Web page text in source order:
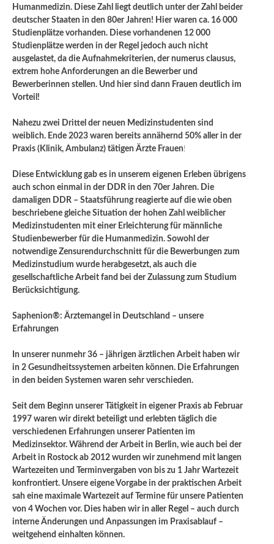
Humanmedizin. Diese Zahl liegt deutlich unter der Zahl beider
deutscher Staaten in den 80er Jahren! Hier waren ca. 16 000
Studienplätze vorhanden. Diese vorhandenen 12 000
Studienplätze werden in der Regel jedoch auch nicht
ausgelastet, da die Aufnahmekriterien, der numerus clausus,
extrem hohe Anforderungen an die Bewerber und
Bewerberinnen stellen. Und hier sind dann Frauen deutlich im
Vorteil!
Nahezu zwei Drittel der neuen Medizinstudenten sind
weiblich. Ende 2023 waren bereits annähernd 50% aller in der
Praxis (Klinik, Ambulanz) tätigen Ärzte Frauen!
Diese Entwicklung gab es in unserem eigenen Erleben übrigens
auch schon einmal in der DDR in den 70er Jahren. Die
damaligen DDR – Staatsführung reagierte auf die wie oben
beschriebene gleiche Situation der hohen Zahl weiblicher
Medizinstudenten mit einer Erleichterung für männliche
Studienbewerber für die Humanmedizin. Sowohl der
notwendige Zensurendurchschnitt für die Bewerbungen zum
Medizinstudium wurde herabgesetzt, als auch die
gesellschaftliche Arbeit fand bei der Zulassung zum Studium
Berücksichtigung.
Saphenion®: Ärztemangel in Deutschland – unsere
Erfahrungen
In unserer nunmehr 36 – jährigen ärztlichen Arbeit haben wir
in 2 Gesundheitssystemen arbeiten können. Die Erfahrungen
in den beiden Systemen waren sehr verschieden.
Seit dem Beginn unserer Tätigkeit in eigener Praxis ab Februar
1997 waren wir direkt beteiligt und erlebten täglich die
verschiedenen Erfahrungen unserer Patienten im
Medizinsektor. Während der Arbeit in Berlin, wie auch bei der
Arbeit in Rostock ab 2012 wurden wir zunehmend mit langen
Wartezeiten und Terminvergaben von bis zu 1 Jahr Wartezeit
konfrontiert. Unsere eigene Vorgabe in der praktischen Arbeit
sah eine maximale Wartezeit auf Termine für unsere Patienten
von 4 Wochen vor. Dies haben wir in aller Regel – auch durch
interne Änderungen und Anpassungen im Praxisablauf –
weitgehend einhalten können.